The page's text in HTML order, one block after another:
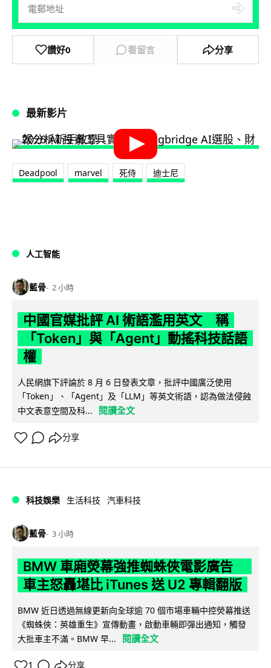
讚好0 看留言 分享
最新影片
Deadpool marvel 死侍 迪士尼
人工智能
藍骨 2 小時
中國官媒批評 AI 術語濫用英文 稱
「Token」與「Agent」動搖科技話語
權
人民網旗下評論於 8 月 6 日發表文章，批評中國廣泛使用
「Token」、「Agent」及「LLM」等英文術語，認為做法侵蝕
中文表意空間及科...
閱讀全文
分享
科技娛樂 生活科技 汽車科技
藍骨 3 小時
BMW 車廂熒幕強推蜘蛛俠電影廣告
車主怒轟堪比 iTunes 送 U2 專輯翻版
BMW 近日透過無線更新向全球逾 70 個市場車輛中控熒幕推送
《蜘蛛俠：英雄重生》宣傳動畫，啟動車輛即彈出通知，觸發
大批車主不滿。BMW 早...
閱讀全文
分享